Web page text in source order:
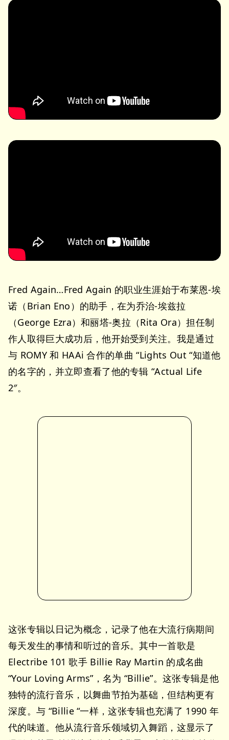
Fred Again…Fred Again 的职业生涯始于布莱恩-埃
诺（Brian Eno）的助手，在为乔治-埃兹拉
（George Ezra）和丽塔-奥拉（Rita Ora）担任制
作人取得巨大成功后，他开始受到关注。我是通过
与 ROMY 和 HAAi 合作的单曲 “Lights Out “知道他
的名字的，并立即查看了他的专辑 “Actual Life
2″。
这张专辑以日记为概念，记录了他在大流行病期间
每天发生的事情和听过的音乐。其中一首歌是
Electribe 101 歌手 Billie Ray Martin 的成名曲
“Your Loving Arms”，名为 “Billie”。这张专辑是他
独特的流行音乐，以舞曲节拍为基础，但结构更有
深度。与 “Billie “一样，这张专辑也充满了 1990 年
代的味道。他从流行音乐领域切入舞蹈，这显示了